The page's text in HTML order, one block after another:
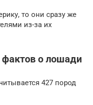
то они сразу же
из-за их
о лошади
427 пород